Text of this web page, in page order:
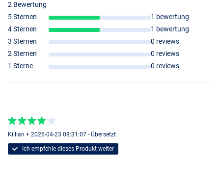
2 Bewertung
5 Sternen
1 bewertung
4 Sternen
1 bewertung
3 Sternen
0 reviews
2 Sternen
0 reviews
1 Sterne
0 reviews
Killian + 2026-04-23 08:31:07 - Übersetzt
Ich empfehle dieses Produkt weiter